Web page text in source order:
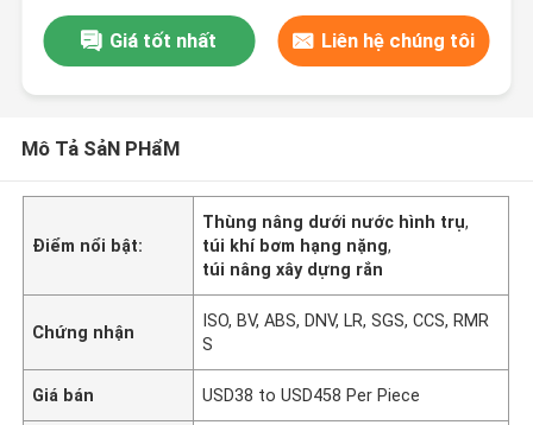
Giá tốt nhất Liên hệ chúng tôi
Mô Tả SảN PHẩM
Điểm nổi bật:
Thùng nâng dưới nước hình trụ,
túi khí bơm hạng nặng,
túi nâng xây dựng rắn
Chứng nhận
ISO, BV, ABS, DNV, LR, SGS, CCS, RMR
S
Giá bán USD38 to USD458 Per Piece